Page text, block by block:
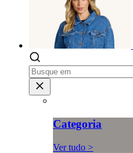
Categoria
Ver tudo >